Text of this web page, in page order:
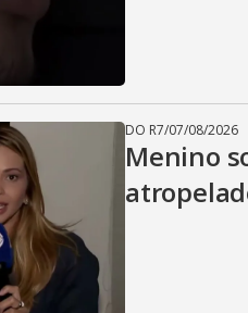
DO R7/07/08/2026
Menino